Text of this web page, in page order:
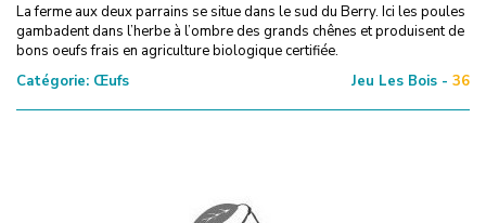
La ferme aux deux parrains se situe dans le sud du Berry. Ici les poules
gambadent dans l’herbe à l’ombre des grands chênes et produisent de
bons oeufs frais en agriculture biologique certifiée.
Catégorie: Œufs Jeu Les Bois - 36